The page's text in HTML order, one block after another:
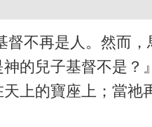
不再是人。然而
的兒子基督不是？
上的寶座上；當祂